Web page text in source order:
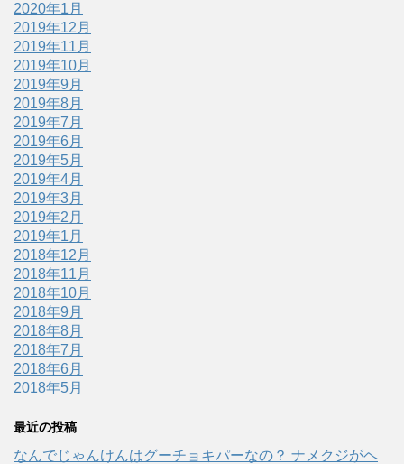
2020年1月
2019年12月
2019年11月
2019年10月
2019年9月
2019年8月
2019年7月
2019年6月
2019年5月
2019年4月
2019年3月
2019年2月
2019年1月
2018年12月
2018年11月
2018年10月
2018年9月
2018年8月
2018年7月
2018年6月
2018年5月
最近の投稿
なんでじゃんけんはグーチョキパーなの？ ナメクジがヘ